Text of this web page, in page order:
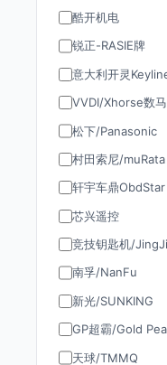
酷开机电
锐正-RASIE牌
意大利开灵
VVDI/Xhorse数
松下/Panasonic
村田索尼/muRata
轩宇车鼎ObdStar
芯兴遥控
竞技钥匙机/JingJi
南孚/NanFu
新光/SUNKING
GP超霸/Gold
天球/TMMQ